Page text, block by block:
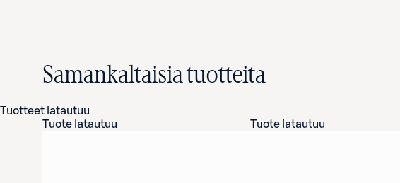
Samankaltaisia tuotteita
Tuotteet latautuu
Tuote latautuu
Tuote latautuu